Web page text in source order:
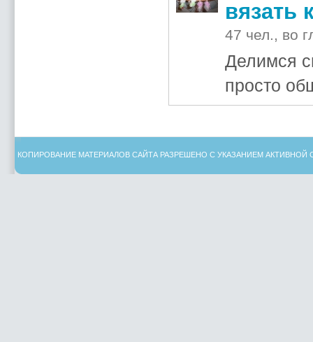
вязать
47 чел., во
Делимся
просто
КОПИРОВАНИЕ МАТЕРИАЛОВ САЙТА РАЗРЕШЕНО С УКАЗАНИЕМ АКТИВНОЙ